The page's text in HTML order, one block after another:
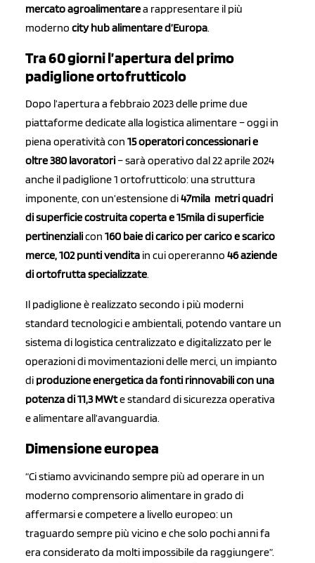
mercato agroalimentarea rappresentare il più
moderno city hub alimentare d’Europa.
Tra 60 giorni l’apertura del primo
padiglione ortofrutticolo
Dopo l’apertura a febbraio 2023 delle prime due
piattaforme dedicate alla logistica alimentare – oggi in
piena operatività con 15 operatori concessionari e
oltre 380 lavoratori– sarà operativo dal 22 aprile 2024
anche il padiglione 1 ortofrutticolo: una struttura
imponente, con un’estensione di47mila metri quadri
di superficie costruita coperta e 15mila di superficie
pertinenzialicon 160 baie di carico per carico e scarico
merce, 102 punti vendita in cui opereranno 46 aziende
di ortofrutta specializzate.
Il padiglione è realizzato secondo i più moderni
standard tecnologici e ambientali, potendo vantare un
sistema di logistica centralizzato e digitalizzato per le
operazioni di movimentazioni delle merci, un impianto
di produzione energetica da fonti rinnovabili con una
potenza di 11,3 MWte standard di sicurezza operativa
e alimentare all’avanguardia.
Dimensione europea
“Ci stiamo avvicinando sempre più ad operare in un
moderno comprensorio alimentare in grado di
affermarsi e competere a livello europeo: un
traguardo sempre più vicino e che solo pochi anni fa
era considerato da molti impossibile da raggiungere”.